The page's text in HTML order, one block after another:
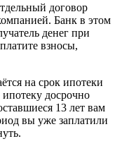
договор
Банк в этом
денег при
взносы,
на срок ипотеки
досрочно
13 лет вам
вы уже заплатили